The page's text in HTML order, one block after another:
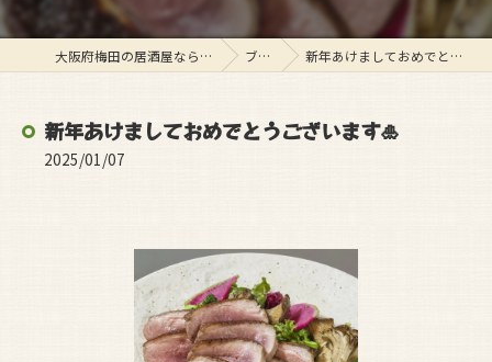
大阪府梅田の居酒屋ならスタンド ぱと ブログ 新年あけましておめでとうございます🎍
新年あけましておめでとうございます🎍
2025/01/07